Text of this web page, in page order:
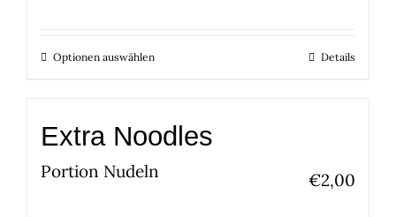
Optionen auswählen Details
Extra Noodles
Portion Nudeln €2,00